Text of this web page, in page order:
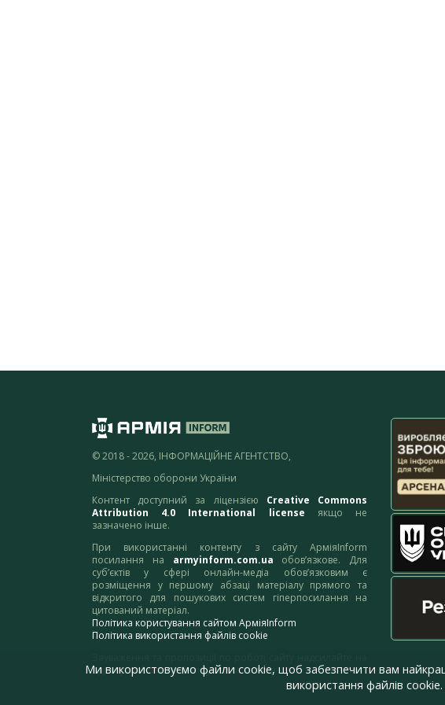
© 2018 - 2026, ІНФОРМАЦІЙНЕ АГЕНТСТВО,
Міністерство оборони України
Контент доступний за ліцензією Creative Commons
Attribution 4.0 International license якщо не
зазначено інше.
При використанні контенту з сайту АрміяInform
посилання на armyinform.com.ua обов’язкове. Для
суб’єктів у сфері онлайн-медіа обов’язковим є
розміщення у першому абзаці матеріалу прямого та
відкритого для пошукових систем гіперпосилання на
цитований матеріал.
Політика користування сайтом АрміяInform
Політика використання файлів cookie
адресу:webmaster@armyinform.com.ua
Ми використовуємо файли cookie, щоб забезпечити вам
використання файлів